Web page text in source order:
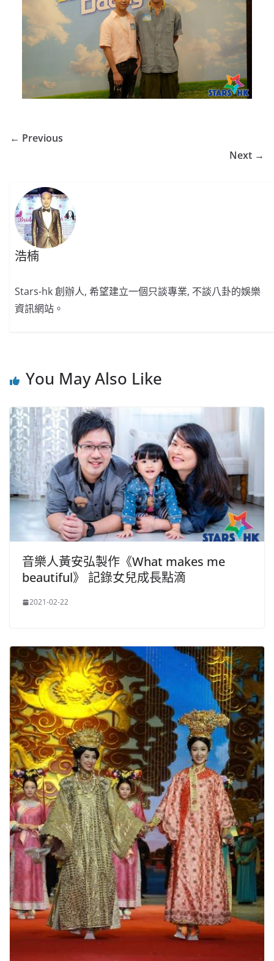
← Previous
Next →
浩楠
Stars-hk 創辦人, 希望建立一個只談專業, 不談八卦的娛樂
資訊網站。
You May Also Like
音樂人黃安弘製作《What makes me
beautiful》 記錄女兒成長點滴
2021-02-22